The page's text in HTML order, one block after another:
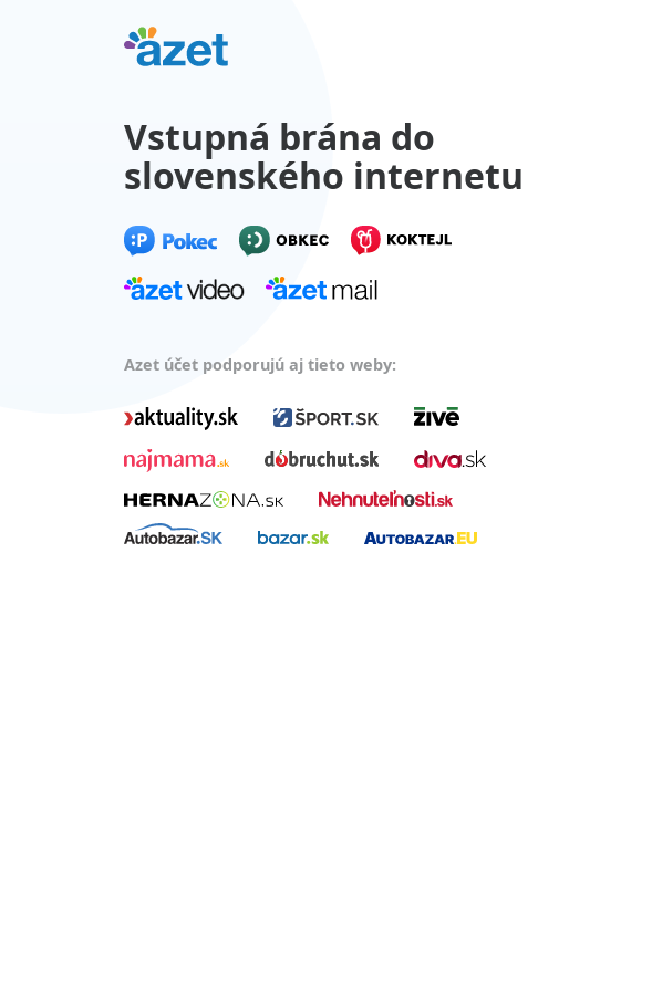
Vstupná brána do
slovenského internetu
Azet účet podporujú aj tieto weby: